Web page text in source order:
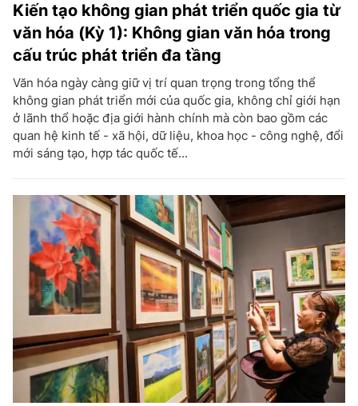
Kiến tạo không gian phát triển quốc gia từ
văn hóa (Kỳ 1): Không gian văn hóa trong
cấu trúc phát triển đa tầng
Văn hóa ngày càng giữ vị trí quan trọng trong tổng thể
không gian phát triển mới của quốc gia, không chỉ giới hạn
ở lãnh thổ hoặc địa giới hành chính mà còn bao gồm các
quan hệ kinh tế - xã hội, dữ liệu, khoa học - công nghệ, đổi
mới sáng tạo, hợp tác quốc tế...